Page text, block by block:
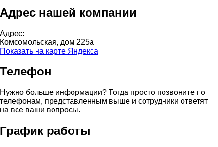
Адрес нашей компании
Адрес:
Комсомольская, дом 225а
Показать на карте Яндекса
Телефон
Нужно больше информации? Тогда просто позвоните по
телефонам, представленным выше и сотрудники ответят
на все ваши вопросы.
График работы